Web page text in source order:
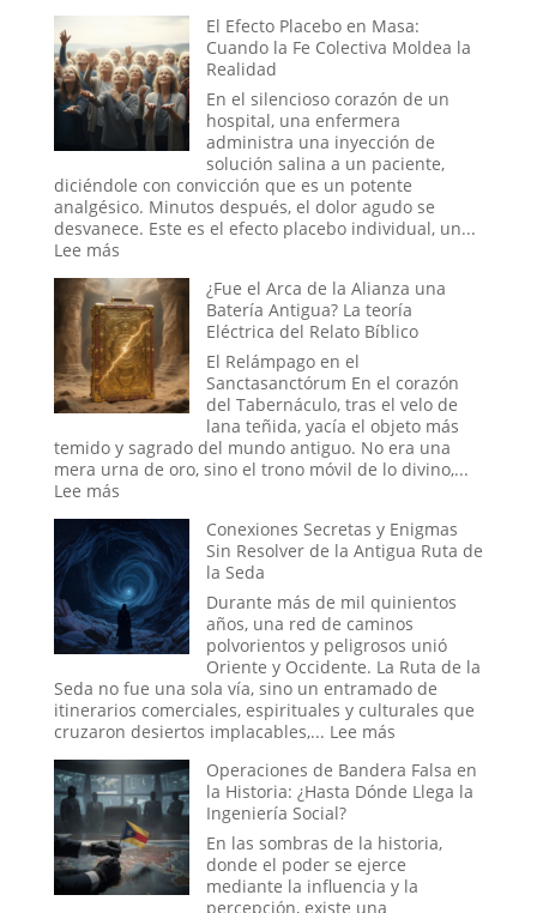
abrir
portales?
Otro
Mundo:
El
Secreto
no
Confesado
del
Dominio
Militar
Estadounidense
El Efecto Placebo en Masa:
Cuando la Fe Colectiva Moldea la
Realidad
En el silencioso corazón de un
hospital, una enfermera
administra una inyección de
solución salina a un paciente,
diciéndole con convicción que es un potente
analgésico. Minutos después, el dolor agudo se
desvanece. Este es el efecto placebo individual, un...
Lee más:
Efecto
Placebo
en
Masa:
Cuando
la
Fe
Colectiva
Moldea
la
¿Fue el Arca de la Alianza una
Batería Antigua? La teoría
Eléctrica del Relato Bíblico
El Relámpago en el
Sanctasanctórum En el corazón
del Tabernáculo, tras el velo de
lana teñida, yacía el objeto más
temido y sagrado del mundo antiguo. No era una
mera urna de oro, sino el trono móvil de lo divino,...
Lee más:
el
Arca
de
la
Alianza
una
Batería
Antigua?
La
teoría
del
Relato
Bíblico
Conexiones Secretas y Enigmas
Sin Resolver de la Antigua Ruta de
la Seda
Durante más de mil quinientos
años, una red de caminos
polvorientos y peligrosos unió
Oriente y Occidente. La Ruta de la
Seda no fue una sola vía, sino un entramado de
itinerarios comerciales, espirituales y culturales que
cruzaron desiertos implacables,... Lee más:
Secretas
y
Sin
Resolver
de
la
Operaciones de Bandera Falsa en
la Historia: ¿Hasta Dónde Llega la
Ingeniería Social?
En las sombras de la historia,
donde el poder se ejerce
mediante la influencia y la
percepción, existe una